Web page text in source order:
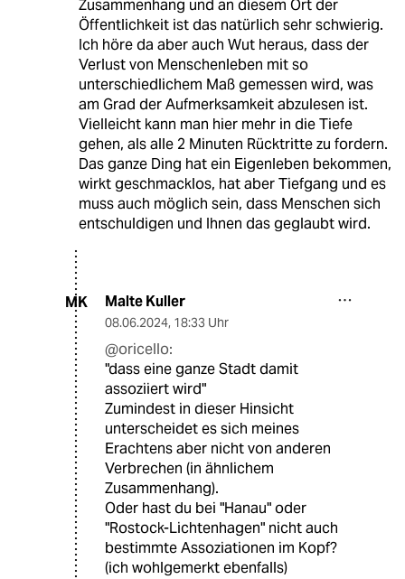
Zusammenhang und an diesem Ort der
Öffentlichkeit ist das natürlich sehr schwierig.
Ich höre da aber auch Wut heraus, dass der
Verlust von Menschenleben mit so
unterschiedlichem Maß gemessen wird, was
am Grad der Aufmerksamkeit abzulesen ist.
Vielleicht kann man hier mehr in die Tiefe
gehen, als alle 2 Minuten Rücktritte zu fordern.
Das ganze Ding hat ein Eigenleben bekommen,
wirkt geschmacklos, hat aber Tiefgang und es
muss auch möglich sein, dass Menschen sich
entschuldigen und Ihnen das geglaubt wird.
MK Malte Kuller
08.06.2024, 18:33 Uhr
@oricello:
"dass eine ganze Stadt damit
assoziiert wird"
Zumindest in dieser Hinsicht
unterscheidet es sich meines
Erachtens aber nicht von anderen
Verbrechen (in ähnlichem
Zusammenhang).
Oder hast du bei "Hanau" oder
"Rostock-Lichtenhagen" nicht auch
bestimmte Assoziationen im Kopf?
(ich wohlgemerkt ebenfalls)